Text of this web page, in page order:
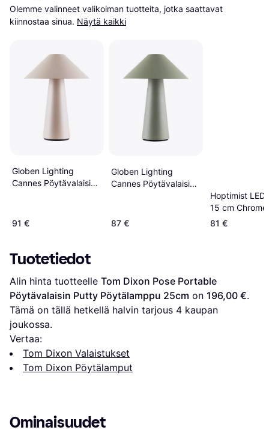
Olemme valinneet valikoiman tuotteita, jotka saattavat
kiinnostaa sinua. Näytä kaikki
Globen Lighting
Cannes Pöytävalaisin
91 €
Globen Lighting
Cannes Pöytävalaisin
87 €
Hoptimist LED
15 cm Chrome
Pöytälamppu
81 €
Tuotetiedot
Alin hinta tuotteelle Tom Dixon Pose Portable
Pöytävalaisin Putty Pöytälamppu 25cm on 196,00 €.
Tämä on tällä hetkellä halvin tarjous 4 kaupan
joukossa.
Vertaa:
Tom Dixon Valaistukset
Tom Dixon Pöytälamput
Ominaisuudet